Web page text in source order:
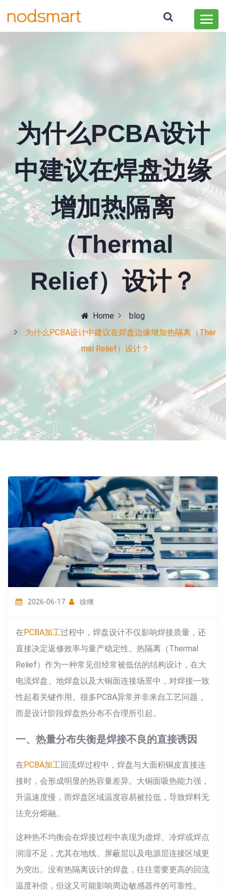
为什么PCBA设计
中建议在焊盘边缘
增加热隔离
（Thermal
Relief）设计？
Home
blog
为什么PCBA设计中建议在焊盘边缘增加热隔离（Ther
mal Relief）设计？
2026-06-17 徐继
在PCBA加工过程中，焊盘设计不仅影响焊接质量，还
直接决定返修效率与量产稳定性。热隔离（Thermal
Relief）作为一种常见但经常被低估的结构设计，在大
电流焊盘、地焊盘以及大铜面连接场景中，对焊接一致
性起着关键作用。很多PCBA异常并非来自工艺问题，
而是设计阶段焊盘热分布不合理所引起。
一、热量分布失衡是焊接不良的直接诱因
在PCBA加工回流焊过程中，焊盘与大面积铜皮直接连
接时，会形成明显的热容量差异。大铜面吸热能力强，
升温速度慢，而焊盘区域温度容易被拉低，导致焊料无
法充分熔融。
这种热不均衡会在焊接过程中表现为虚焊、冷焊或焊点
润湿不足，尤其在地线、屏蔽层以及电源层连接区域更
为突出。没有热隔离设计的焊盘，往往需要更高的回流
温度补偿，但这又可能影响周边敏感器件的可靠性。